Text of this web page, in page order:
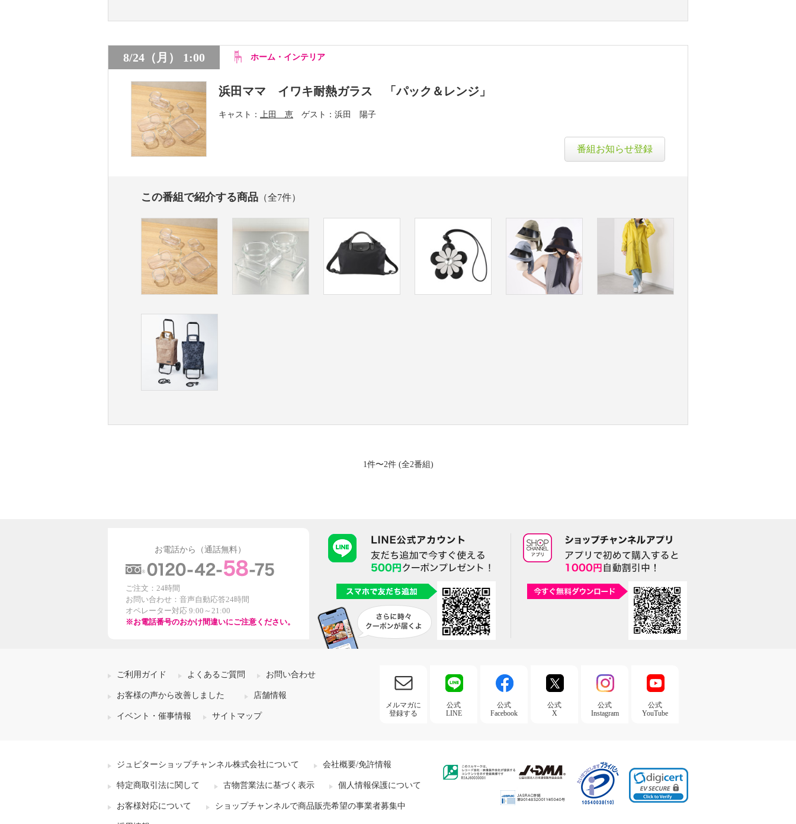
8/24（月） 1:00 ホーム・インテリア
浜田ママ イワキ耐熱ガラス 「パック＆レンジ」
キャスト 上田 恵 ゲスト 浜田 陽子
番組お知らせ登録
この番組で紹介する商品 （全7件）
1件〜2件 (全2番組)
お電話から（通話無料）
ご注文：24時間
お問い合わせ：音声自動応答24時間
オペレーター対応 9:00～21:00
※お電話番号のおかけ間違いにご注意ください。
ご利用ガイド よくあるご質問 お問い合わせ
お客様の声から改善しました 店舗情報
イベント・催事情報 サイトマップ
メルマガに
登録する
公式
LINE
公式
Facebook
公式
X
公式
Instagram
公式
YouTube
ジュピターショップチャンネル株式会社について 会社概要/免許情報
特定商取引法に関して 古物営業法に基づく表示 個人情報保護について
お客様対応について ショップチャンネルで商品販売希望の事業者募集中